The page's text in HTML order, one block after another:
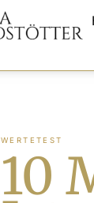
WERTETEST
10